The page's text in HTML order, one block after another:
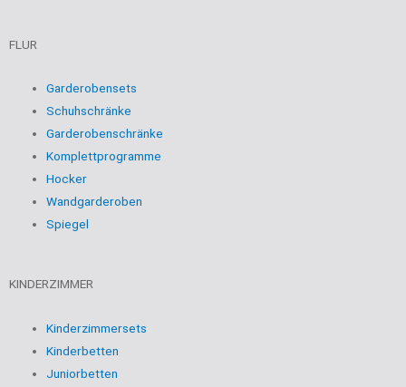
FLUR
Garderobensets
Schuhschränke
Garderobenschränke
Komplettprogramme
Hocker
Wandgarderoben
Spiegel
KINDERZIMMER
Kinderzimmersets
Kinderbetten
Juniorbetten